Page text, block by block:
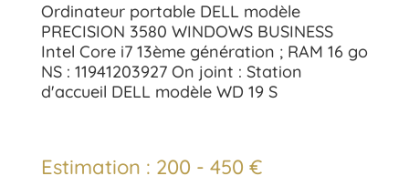
Ordinateur portable DELL modèle
PRECISION 3580 WINDOWS BUSINESS
Intel Core i7 13ème génération ; RAM 16 go
NS : 11941203927 On joint : Station
d'accueil DELL modèle WD 19 S
Estimation : 200 - 450 €